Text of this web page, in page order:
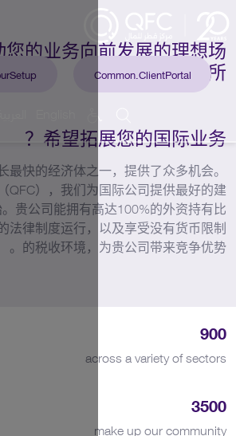
Toggle
Menu Common.StartYourSetup
卡塔尔，推动您的业务
希望
卡塔尔是世界上增长最快的经济体
在卡塔尔金融中心（QFC），我们
议和轻松的开始。贵公司能拥
例、在基于普通法的法律制度运行
的税收环境